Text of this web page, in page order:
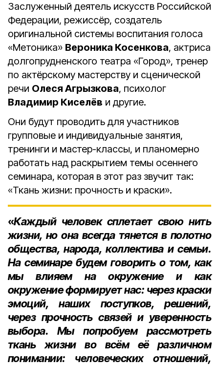
Заслуженный деятель искусств Российской
Федерации, режиссёр, создатель
оригинальной системы воспитания голоса
«Метоника» Вероника Косенкова, актриса
долгопрудненского театра «Город», тренер
по актёрскому мастерству и сценической
речи Олеся Агрызкова, психолог
Владимир Киселёв и другие.
Они будут проводить для участников
групповые и индивидуальные занятия,
тренинги и мастер-классы, и планомерно
работать над раскрытием темы осеннего
семинара, которая в этот раз звучит так:
«Ткань жизни: прочность и краски».
«Каждый человек сплетает свою нить
жизни, но она всегда тянется в полотно
общества, народа, коллектива и семьи.
На семинаре будем говорить о том, как
мы влияем на окружение и как
окружение формирует нас: через краски
эмоций, наших поступков, решений,
через прочность связей и уверенность
выбора. Мы попробуем рассмотреть
ткань жизни во всём её различном
понимании: человеческих отношений,